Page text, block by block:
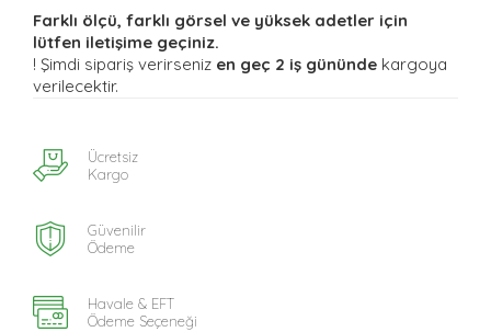
Farklı ölçü, farklı görsel ve yüksek adetler için
lütfen iletişime geçiniz.
! Şimdi sipariş verirseniz en geç 2 iş gününde kargoya
verilecektir.
Ücretsiz
Kargo
Güvenilir
Ödeme
Havale & EFT
Ödeme Seçeneği